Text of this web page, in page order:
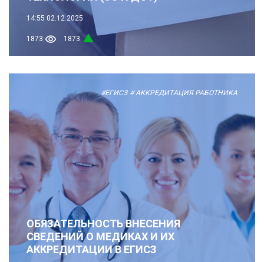
14:55 02.12.2025
1873 1873
#ЕГИСЗ # АККРЕДИТАЦИЯ РАБОТНИКА
ОБЯЗАТЕЛЬНОСТЬ ВНЕСЕНИЯ
СВЕДЕНИЙ О МЕДИКАХ И ИХ
АККРЕДИТАЦИИ В ЕГИСЗ